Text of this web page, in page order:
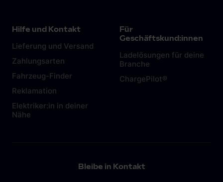
Hilfe und Kontakt
Lieferung und Versand
Zahlungsarten
Fahrzeug-Finder
Reklamation
Elektriker:in in deiner
Nähe
Für
Geschäftskund:innen
Ladelösungen für deine
Branche
ChargePilot®
Bleibe in Kontakt